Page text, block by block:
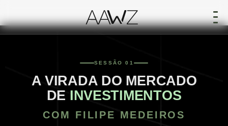
SESSÃO 01
A VIRADA DO MERCADO
DE INVESTIMENTOS
COM FILIPE MEDEIROS